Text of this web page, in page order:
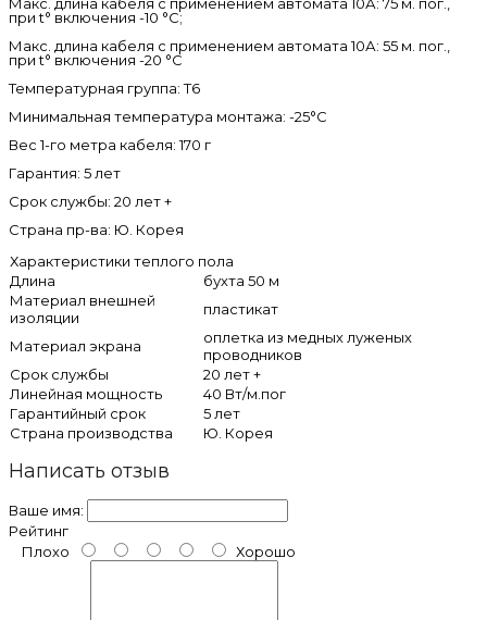
при t° включения -10 °C;
Макс. длина кабеля с применением автомата 10А: 55 м. пог.,
при t° включения -20 °C
Температурная группа: Т6
Минимальная температура монтажа: -25°C
Вес 1-го метра кабеля: 170 г
Гарантия: 5 лет
Срок службы: 20 лет +
Страна пр-ва: Ю. Корея
Характеристики теплого пола
Длина
бухта 50 м
Материал внешней
изоляции
пластикат
Материал экрана
оплетка из медных луженых
проводников
Срок службы
20 лет +
Линейная мощность
40 Вт/м.пог
Гарантийный срок
5 лет
Страна производства
Ю. Корея
Написать отзыв
Ваше имя:
Рейтинг
Плохо
Хорошо